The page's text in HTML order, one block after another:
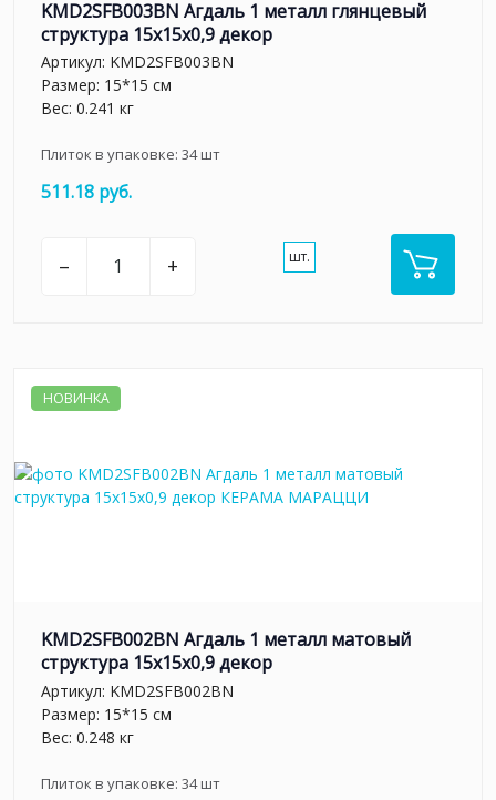
KMD2SFB003BN Агдаль 1 металл глянцевый
структура 15x15x0,9 декор
Артикул: KMD2SFB003BN
Размер: 15*15 см
Вес: 0.241 кг
Плиток в упаковке: 34шт
511.18 руб.
– + шт.
НОВИНКА
KMD2SFB002BN Агдаль 1 металл матовый
структура 15x15x0,9 декор
Артикул: KMD2SFB002BN
Размер: 15*15 см
Вес: 0.248 кг
Плиток в упаковке: 34шт